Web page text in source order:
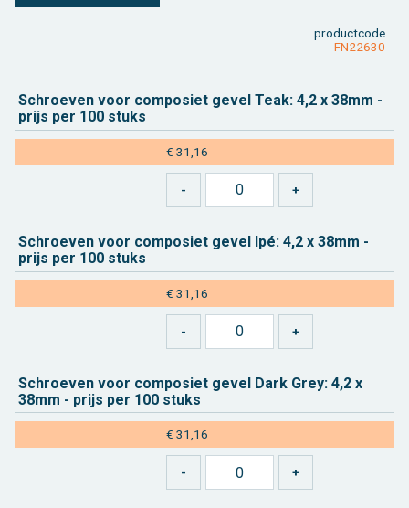
product­code
FN22630
Schroe­ven voor com­po­siet gevel Teak: 4,2 x 38mm -
prijs per 100 stuks
€ 31,16
Schroe­ven voor com­po­siet gevel Ipé: 4,2 x 38mm -
prijs per 100 stuks
€ 31,16
Schroe­ven voor com­po­siet gevel Dark Grey: 4,2 x
38mm - prijs per 100 stuks
€ 31,16